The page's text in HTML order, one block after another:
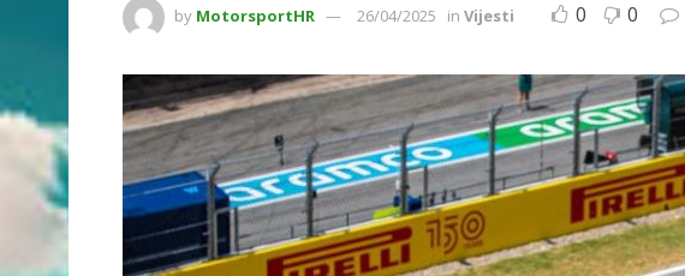
by MotorsportHR 26/04/2025 in Vijesti 0 0